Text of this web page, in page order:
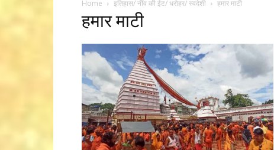
Home इतिहास/ नींव की ईंट/ धरोहर/ स्वदेशी हमार माटी
हमार माटी